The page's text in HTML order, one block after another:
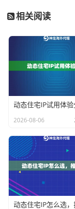
1. 精细化目标审查
在启动采集前，
和服务条款。即
间隔（如每次请
担。利用神龙海
到多个IP上，这
于“企业级动态住
技术手段控制好
2. 选择匹配业务场
不同的数据采集
类型可能事倍功
业务场景特
征
推
荐
相关阅读
动态住宅IP试用体
2026-08-06